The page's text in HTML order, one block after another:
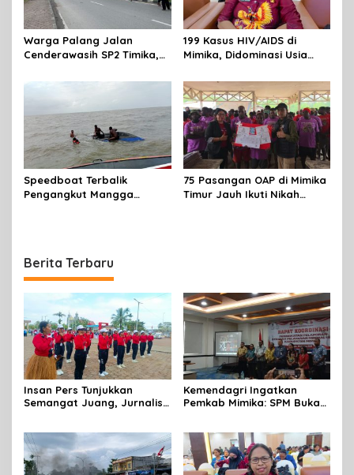
Warga Palang Jalan
Cenderawasih SP2 Timika,
Pemicunya
199 Kasus HIV/AIDS di
Mimika, Didominasi Usia
Speedboat Terbalik
Pengangkut Mangga
75 Pasangan OAP di Mimika
Timur Jauh Ikuti Nikah
Berita Terbaru
Insan Pers Tunjukkan
Semangat Juang, Jurnalis
Jalan Kreasi HUT ke-81 RI
Kemendagri Ingatkan
Pemkab Mimika: SPM Bukan
Rakyat